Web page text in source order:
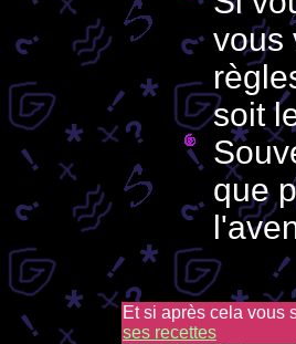
vous
soit
que
Et si après cela vous
ses recettes